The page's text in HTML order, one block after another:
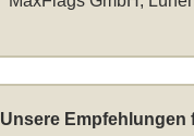
Unsere Empfehlungen